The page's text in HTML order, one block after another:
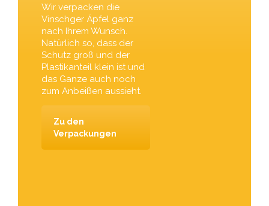
Wir verpacken die
Vinschger Äpfel ganz
nach Ihrem Wunsch.
Natürlich so, dass der
Schutz groß und der
Plastikanteil klein ist und
das Ganze auch noch
zum Anbeißen aussieht.
Zu den
Verpackungen